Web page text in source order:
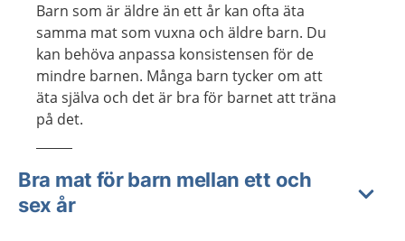
Barn som är äldre än ett år kan ofta äta
samma mat som vuxna och äldre barn. Du
kan behöva anpassa konsistensen för de
mindre barnen. Många barn tycker om att
äta själva och det är bra för barnet att träna
på det.
Bra mat för barn mellan ett och
sex år